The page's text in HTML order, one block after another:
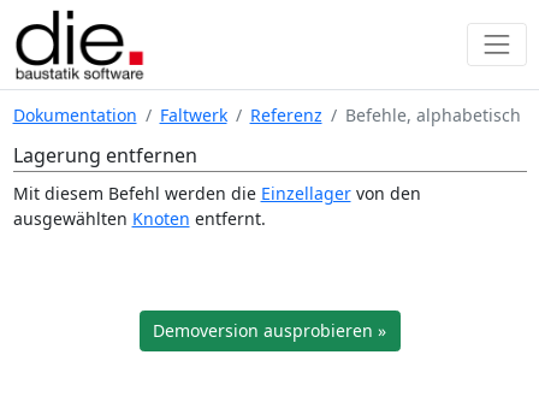
Dokumentation Faltwerk Referenz Befehle, alphabetisch
Lagerung entfernen
Mit diesem Befehl werden die Einzellagervon den
ausgewählten Knoten entfernt.
Demoversion ausprobieren »